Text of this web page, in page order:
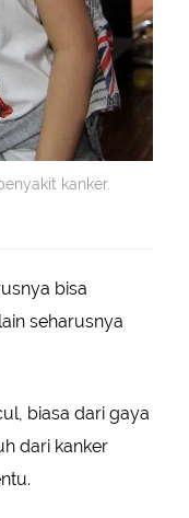
kanker.
bisa
seharusnya
biasa dari gaya
dari kanker